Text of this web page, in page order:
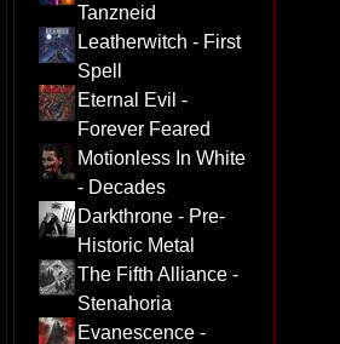
Tanzneid
Leatherwitch - First
Spell
Eternal Evil -
Forever Feared
Motionless In White
- Decades
Darkthrone - Pre-
Historic Metal
The Fifth Alliance -
Stenahoria
Evanescence -